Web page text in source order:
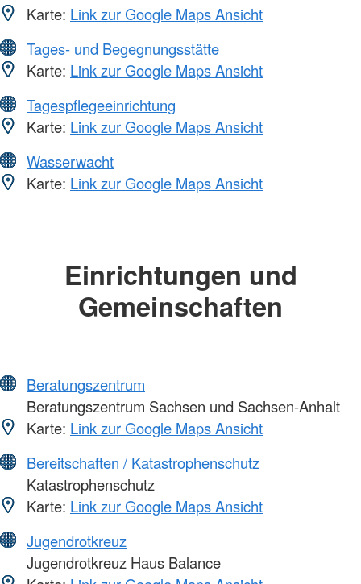
Karte: Link zur Google Maps Ansicht
Tages- und Begegnungsstätte
Karte: Link zur Google Maps Ansicht
Tagespflegeeinrichtung
Karte: Link zur Google Maps Ansicht
Wasserwacht
Karte: Link zur Google Maps Ansicht
Einrichtungen und
Gemeinschaften
Beratungszentrum
Beratungszentrum Sachsen und Sachsen-Anhalt
Karte: Link zur Google Maps Ansicht
Bereitschaften / Katastrophenschutz
Katastrophenschutz
Karte: Link zur Google Maps Ansicht
Jugendrotkreuz
Jugendrotkreuz Haus Balance